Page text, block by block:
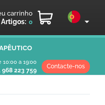
carrinho
Artigos: 0
a 19:00
968 223 759
Contacte-nos